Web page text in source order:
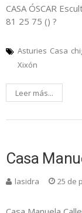
CASA ÓSCAR
81 25 75 () ?
Asturies Casa
Xixón
Leer más...
Casa
lasidra 25 de